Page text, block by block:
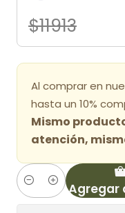
$11913
Al comprar en
hasta un 10%
Mismo
atención,
Cantidad Agregar